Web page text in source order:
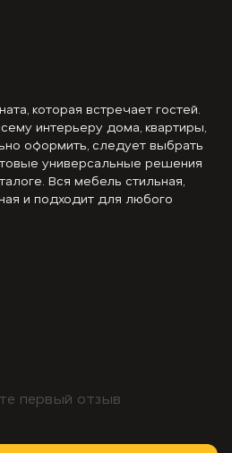
которая встречает гостей.
интерьеру дома, квартиры,
оформить, следует выбрать
универсальные решения
Вся мебель стильная,
и подходит для любого
первый отзыв